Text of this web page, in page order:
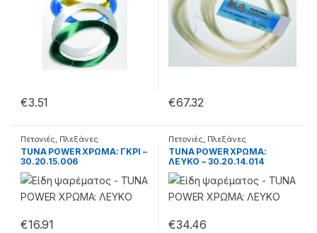
€3.51 €67.32
Πετονιές Πλεξάνες
TUNA POWER ΧΡΩΜΑ: ΓΚΡΙ –
30.20.15.006
€16.91
Πετονιές Πλεξάνες
TUNA POWER ΧΡΩΜΑ:
ΛΕΥΚΟ – 30.20.14.014
€34.46